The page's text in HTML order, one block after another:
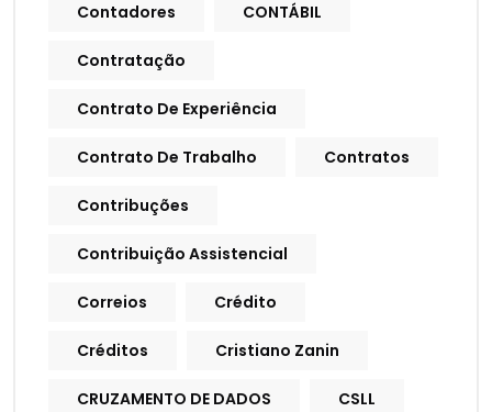
Contadores CONTÁBIL
Contratação
Contrato De Experiência
Contrato De Trabalho Contratos
Contribuções
Contribuição Assistencial
Correios Crédito
Créditos Cristiano Zanin
CRUZAMENTO DE DADOS CSLL